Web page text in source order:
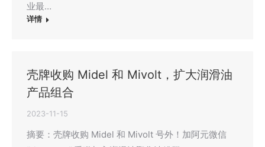
业最…
详情
壳牌收购 Midel 和 Mivolt，扩大润滑油
产品组合
2023-11-15
摘要：壳牌收购 Midel 和 Mivolt 号外！加阿元微信